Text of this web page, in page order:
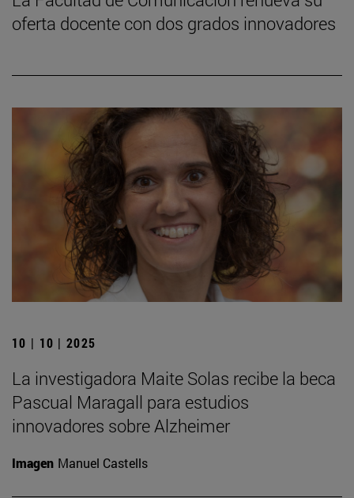
oferta docente con dos grados innovadores
10 | 10 | 2025
La investigadora Maite Solas recibe la beca
Pascual Maragall para estudios
innovadores sobre Alzheimer
Imagen Manuel Castells